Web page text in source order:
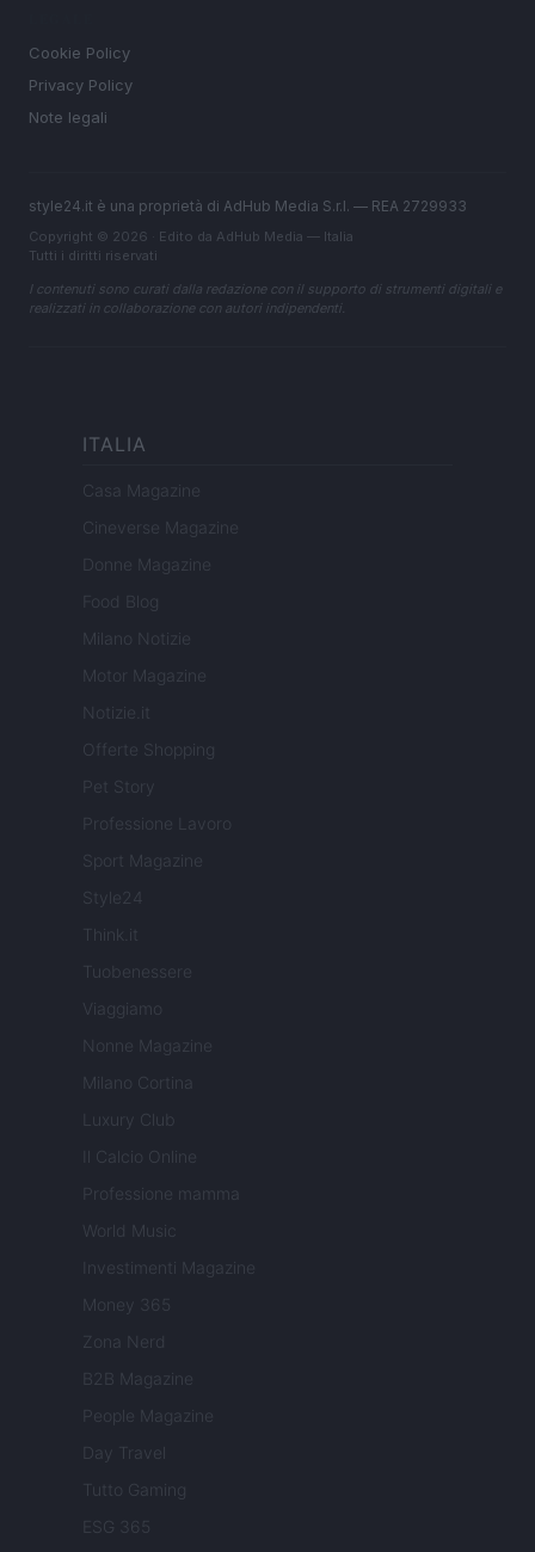
Cookie Policy
Privacy Policy
Note legali
style24.it è una proprietà di AdHub Media S.r.l. — REA 2729933
Copyright © 2026 · Edito da AdHub Media — Italia
Tutti i diritti riservati
I contenuti sono curati dalla redazione con il supporto di strumenti digitali e
realizzati in collaborazione con autori indipendenti.
ITALIA
Casa Magazine
Cineverse Magazine
Donne Magazine
Food Blog
Milano Notizie
Motor Magazine
Notizie.it
Offerte Shopping
Pet Story
Professione Lavoro
Sport Magazine
Style24
Think.it
Tuobenessere
Viaggiamo
Nonne Magazine
Milano Cortina
Luxury Club
Il Calcio Online
Professione mamma
World Music
Investimenti Magazine
Money 365
Zona Nerd
B2B Magazine
People Magazine
Day Travel
Tutto Gaming
ESG 365